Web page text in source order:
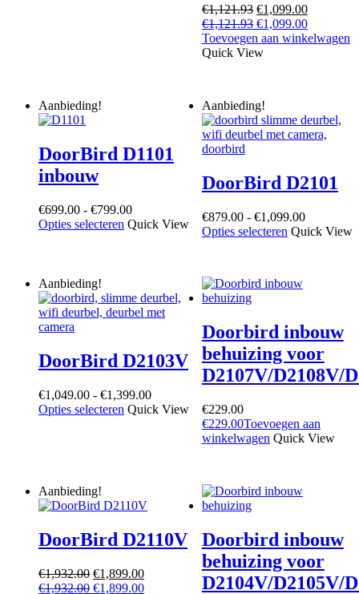
€1,121.93 Oorspronkelijke
prijs
was:
€1,121.93.
€1,099.00Huidige
prijs
is:
€1,121.93 Oorspronkelijke
prijs
was:
€1,099.00Huidige
prijs
Toevoegen aan winkelwagen
Quick View
Aanbieding!
DoorBird D1101
inbouw
€699.00 - €799.00Prijsklasse:
€699.00
Opties selecteren Dit
Deze
optie
worden
op
productpagina
Quick View
Aanbieding!
DoorBird D2101
€879.00 - €1,099.00
€879.00
Opties selecteren Dit
variaties.
kan
gekozen
worden
op
de
Quick View
Aanbieding!
DoorBird D2103V
€1,049.00 - €1,399.00Prijsklasse:
€1,049.00
Opties selecteren Dit
kan
worden
op
de
productpagina
Quick View
Doorbird inbouw
behuizing voor
D2107V/D2108V/
€229.00
€229.00Toevoegen aan
winkelwagen Quick View
Aanbieding!
DoorBird D2110V
€1,932.00 Oorspronkelijke
prijs
€1,899.00Huidige
prijs
€1,932.00 Oorspronkelijke
€1,899.00Huidige
Doorbird inbouw
behuizing voor
D2104V/D2105V/